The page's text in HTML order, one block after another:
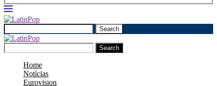
Search
Search
Home
Notícias
Eurovision